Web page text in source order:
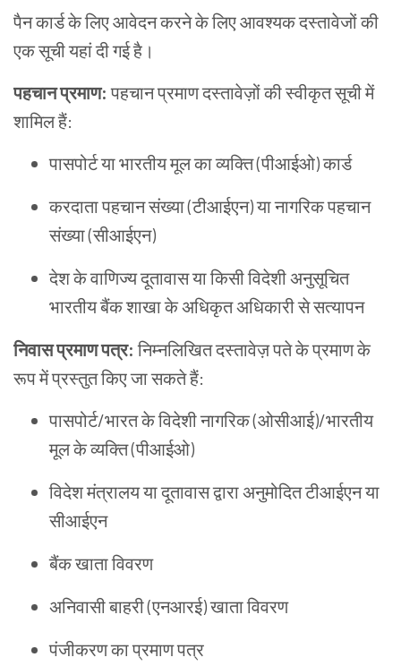
पैन कार्ड के लिए आवेदन करने के लिए आवश्यक दस्तावेजों की
एक सूची यहां दी गई है।
पहचानप्रमाण: पहचान प्रमाण दस्तावेज़ों की स्वीकृत सूची में
शामिल हैं:
पासपोर्ट या भारतीय मूल का व्यक्ति (पीआईओ) कार्ड
करदाता पहचान संख्या (टीआईएन) या नागरिक पहचान
संख्या (सीआईएन)
देश के वाणिज्य दूतावास या किसी विदेशी अनुसूचित
भारतीय बैंक शाखा के अधिकृत अधिकारी से सत्यापन
निवासप्रमाणपत्र: निम्नलिखित दस्तावेज़ पते के प्रमाण के
रूप में प्रस्तुत किए जा सकते हैं:
पासपोर्ट/भारत के विदेशी नागरिक (ओसीआई)/भारतीय
मूल के व्यक्ति (पीआईओ)
विदेश मंत्रालय या दूतावास द्वारा अनुमोदित टीआईएन या
सीआईएन
बैंक खाता विवरण
अनिवासी बाहरी (एनआरई) खाता विवरण
पंजीकरण का प्रमाण पत्र